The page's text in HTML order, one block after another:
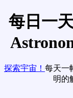
每日一
探索宇宙！ 每天一
明的